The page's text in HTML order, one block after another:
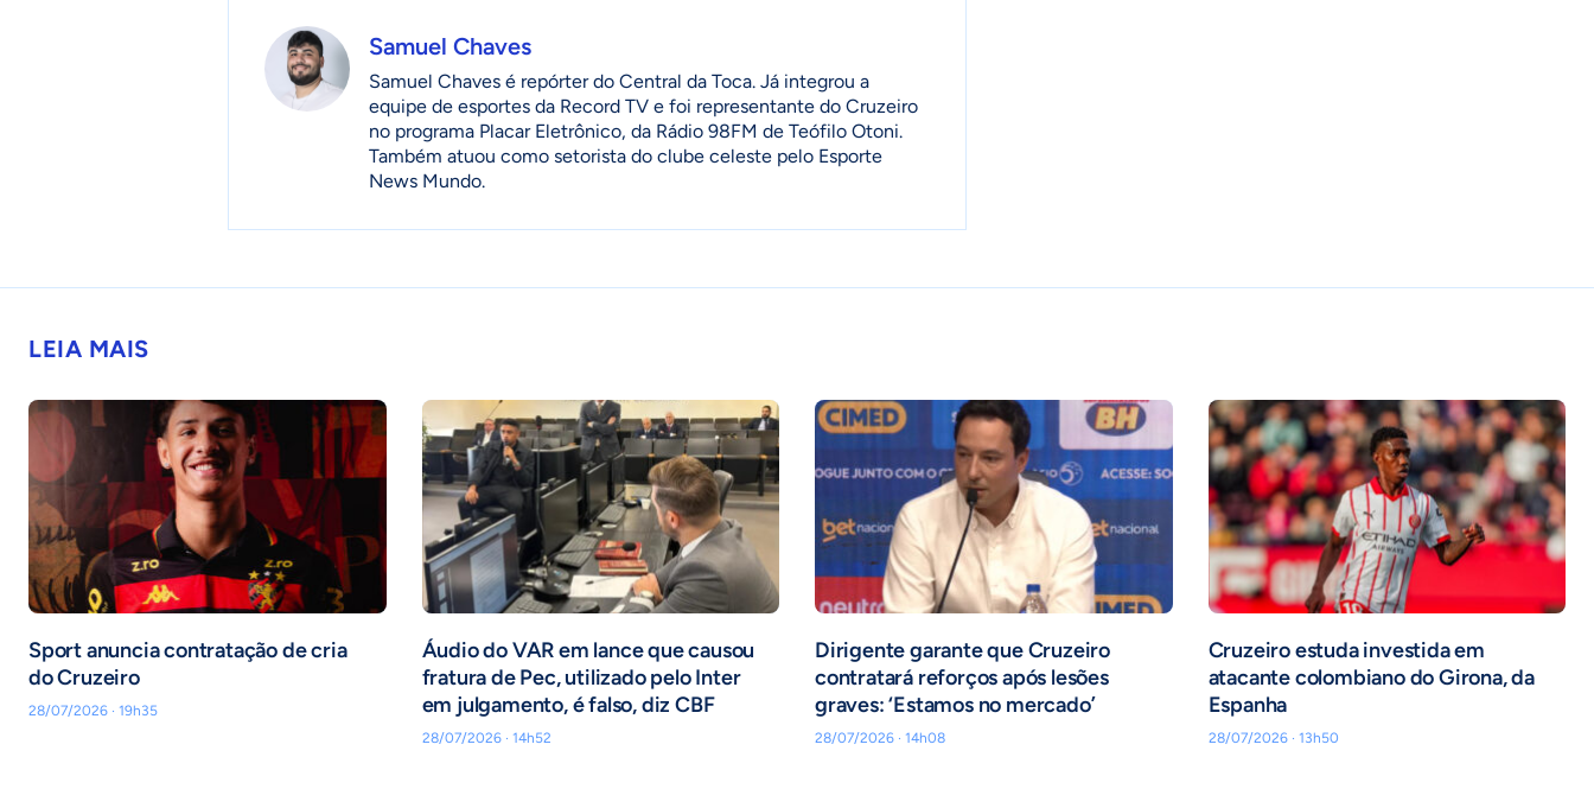
Samuel Chaves
Samuel Chaves é repórter do Central da Toca. Já integrou a
equipe de esportes da Record TV e foi representante do Cruzeiro
no programa Placar Eletrônico, da Rádio 98FM de Teófilo Otoni.
Também atuou como setorista do clube celeste pelo Esporte
News Mundo.
LEIA MAIS
Sport anuncia contratação de cria
do Cruzeiro
28/07/2026 · 19h35
Áudio do VAR em lance que causou
fratura de Pec, utilizado pelo Inter
em julgamento, é falso, diz CBF
28/07/2026 · 14h52
Dirigente garante que Cruzeiro
contratará reforços após lesões
graves: ‘Estamos no mercado’
28/07/2026 · 14h08
Cruzeiro estuda investida em
atacante colombiano do Girona, da
Espanha
28/07/2026 · 13h50